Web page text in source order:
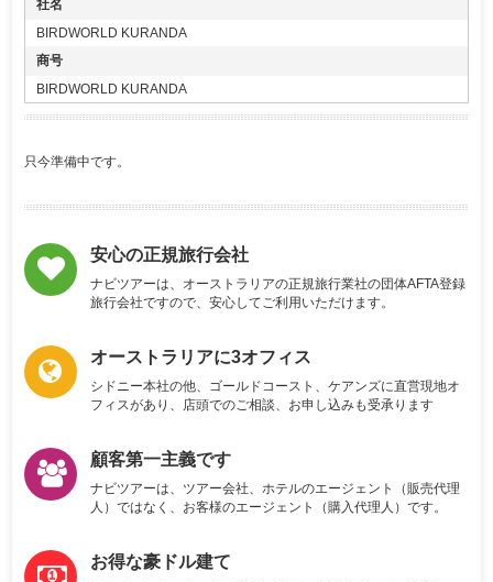
社名
BIRDWORLD KURANDA
商号
BIRDWORLD KURANDA
只今準備中です。
安心の正規旅行会社
ナビツアーは、オーストラリアの正規旅行業社の団体AFTA登録
旅行会社ですので、安心してご利用いただけます。
オーストラリアに3オフィス
シドニー本社の他、ゴールドコースト、ケアンズに直営現地オ
フィスがあり、店頭でのご相談、お申し込みも受承ります
顧客第一主義です
ナビツアーは、ツアー会社、ホテルのエージェント（販売代理
人）ではなく、お客様のエージェント（購入代理人）です。
お得な豪ドル建て